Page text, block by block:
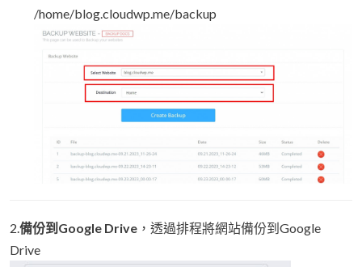
/home/blog.cloudwp.me/backup
2.備份到Google Drive ，透過排程將網站備份到Google
Drive